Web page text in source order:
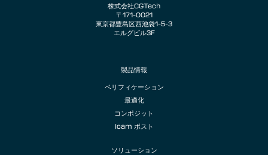
株式会社CGTech
〒171-0021
東京都豊島区西池袋1-5-3
エルグビル3F
製品情報
ベリフィケーション
最適化
コンポジット
Icam ポスト
ソリューション